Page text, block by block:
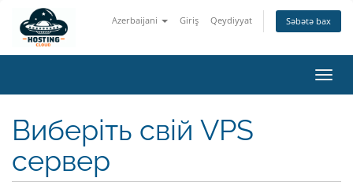
Azerbaijani Giriş Qeydiyyat Səbətə bax
keçid
Виберіть свій VPS
сервер